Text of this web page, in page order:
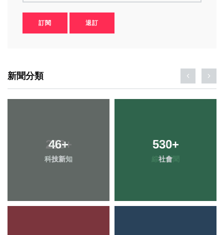
訂閱 退訂
新聞分類
46+
科技新知
530+
社會